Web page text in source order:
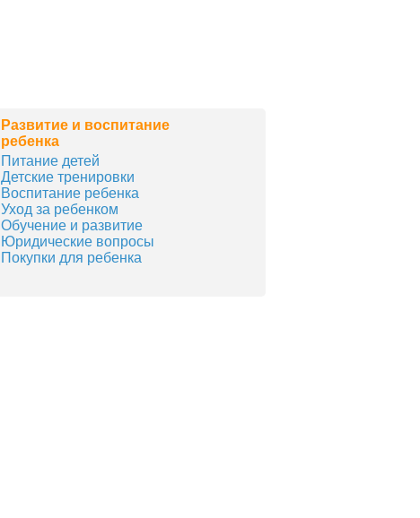
Развитие и воспитание
ребенка
Питание детей
Детские тренировки
Воспитание ребенка
Уход за ребенком
Обучение и развитие
Юридические вопросы
Покупки для ребенка